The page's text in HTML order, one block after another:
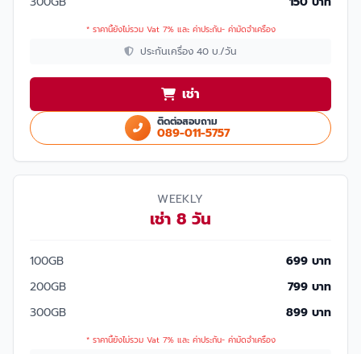
* ราคานี้ยังไม่รวม Vat 7% และ ค่าประกัน- ค่ามัดจำเครื่อง
ประกันเครื่อง 40 บ./วัน
เช่า
ติดต่อสอบถาม
089-011-5757
WEEKLY
เช่า 8 วัน
100GB
699 บาท
200GB
799 บาท
300GB
899 บาท
* ราคานี้ยังไม่รวม Vat 7% และ ค่าประกัน- ค่ามัดจำเครื่อง